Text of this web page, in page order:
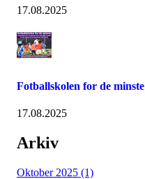
17.08.2025
Fotballskolen for de minste
17.08.2025
Arkiv
Oktober 2025 (1)